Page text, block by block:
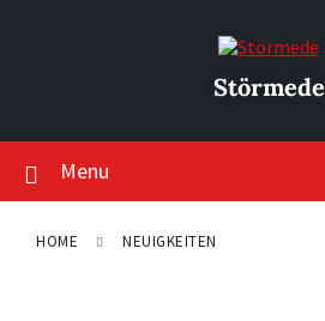
Störmede
Menu
HOME NEUIGKEITEN